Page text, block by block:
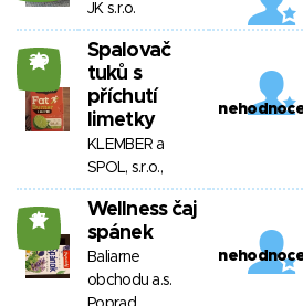
JK s.r.o.
20
Spalovač
tuků s
příchutí
limetky
KLEMBER a
SPOL, s.r.o.,
17
Wellness čaj
spánek
Baliarne
obchodu a.s.